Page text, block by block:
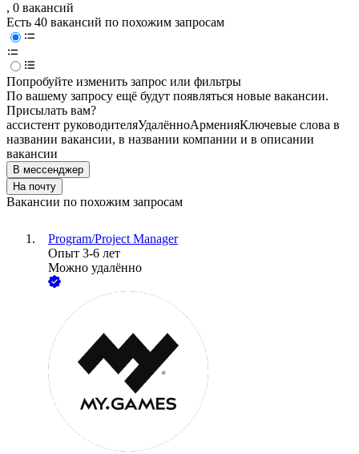
, 0 вакансий
Есть 40 вакансий по похожим запросам
Попробуйте изменить запрос или фильтры
По вашему запросу ещё будут появляться новые вакансии.
Присылать вам?
ассистент руководителяУдалённоАрменияКлючевые слова в
названии вакансии, в названии компании и в описании
вакансии
В мессенджер
На почту
Вакансии по похожим запросам
Program/Project Manager
Опыт 3-6 лет
Можно удалённо